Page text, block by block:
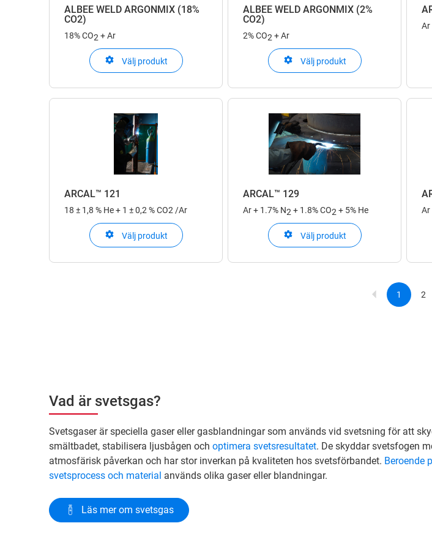
ALBEE WELD ARGONMIX (18%
CO2)
18% CO2 + Ar
Välj produkt
ALBEE WELD ARGONMIX (2%
CO2)
2% CO2 + Ar
Välj produkt
Ar
ARCAL™ 121
18 ± 1,8 % He + 1 ± 0,2 % CO2 /Ar
Välj produkt
ARCAL™ 129
Ar + 1.7% N2 + 1.8% CO2 + 5% He
Välj produkt
Ar
Current
page
1 2
Vad är svetsgas?
Svetsgaser är speciella gaser eller gasblandningar som används vid svetsning för att
smältbadet, stabilisera ljusbågen och optimera svetsresultatet. De skyddar svetsfogen
atmosfärisk påverkan och har stor inverkan på kvaliteten hos svetsförbandet. Beroende
svetsprocess och material används olika gaser eller blandningar.
Läs mer om svetsgas